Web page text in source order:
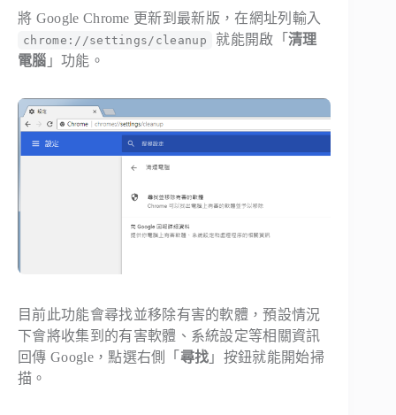
將 Google Chrome 更新到最新版，在網址列輸入
chrome://settings/cleanup 就能開啟「 清理
電腦 」功能。
目前此功能會尋找並移除有害的軟體，預設情況
下會將收集到的有害軟體、系統設定等相關資訊
回傳 Google，點選右側「 尋找 」按鈕就能開始掃
描。